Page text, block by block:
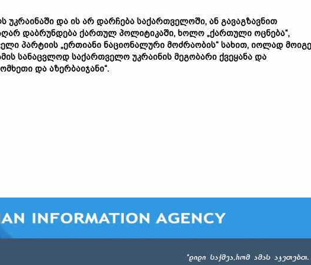
უკრაინაში და ის არ დარჩება საქართველოში, ან გავაგზავნით
დაბრუნდება ქართულ პოლიტიკაში, ხოლო „ქართული ოცნება“,
პარტიის „ერთიანი ნაციონალური მოძრაობის“ სახით, იოლად
სანაცვლოდ საქართველო უკრაინის მეგობარი ქვეყანა და
და აზერბაიჯანი“.